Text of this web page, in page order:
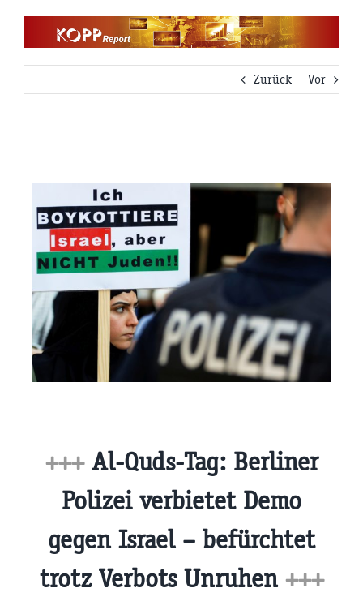
Zurück
Vor
+++Al-Quds-Tag: Berliner
Polizei verbietet Demo
gegen Israel – befürchtet
trotz Verbots Unruhen +++